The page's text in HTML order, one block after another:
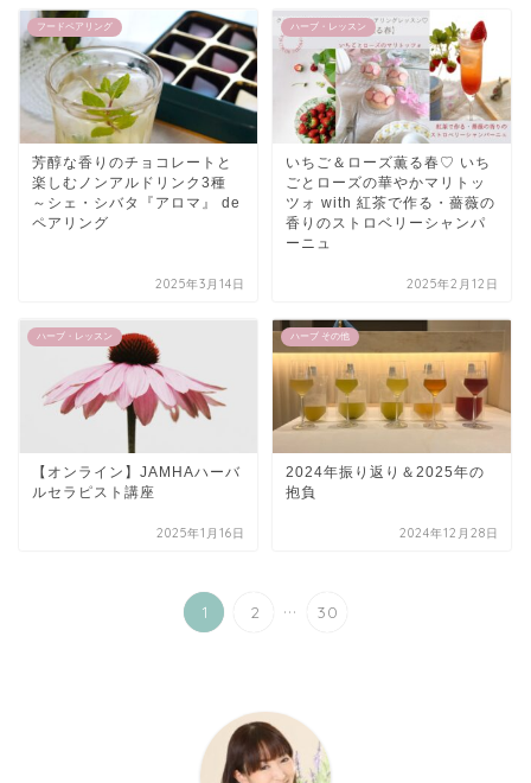
フードペアリング
芳醇な香りのチョコレートと
楽しむノンアルドリンク3種
～シェ・シバタ『アロマ』 de
ペアリング
2025年3月14日
ハーブ・レッスン
いちご＆ローズ薫る春♡ いち
ごとローズの華やかマリトッ
ツォ with 紅茶で作る・薔薇の
香りのストロベリーシャンパ
ーニュ
2025年2月12日
ハーブ・レッスン
【オンライン】JAMHAハーバ
ルセラピスト講座
2025年1月16日
ハーブ その他
2024年振り返り＆2025年の
抱負
2024年12月28日
1 2 ... 30